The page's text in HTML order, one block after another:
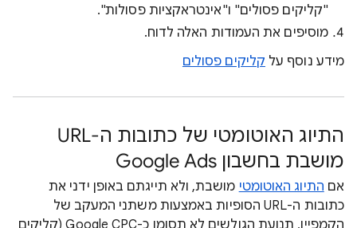
"קליקים פסולים" ו"אינטראקציות פסולות".
מוסיפים את העמודות האלה לדוח.
מידע נוסף על קליקים פסולים
התיוג האוטומטי של כתובות ה-URL
מושבת בחשבון Google Ads
אם התיוג האוטומטי מושבת, ולא תייגתם באופן ידני את
כתובות ה-URL הסופיות באמצעות משתני המעקב של
הקמפיין, תנועת הגולשים לא תסומן כ-Google CPC (קליקים